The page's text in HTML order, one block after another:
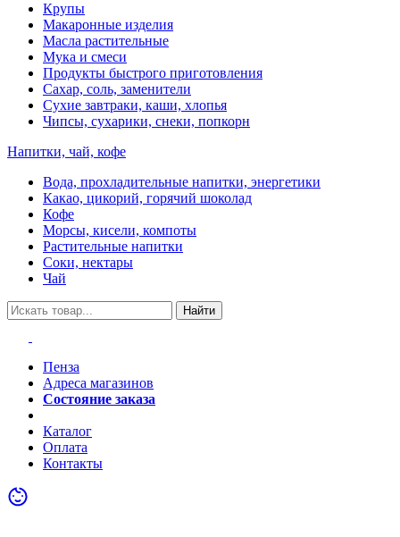
Крупы
Макаронные изделия
Масла растительные
Мука и смеси
Продукты быстрого приготовления
Сахар, соль, заменители
Сухие завтраки, каши, хлопья
Чипсы, сухарики, снеки, попкорн
Напитки, чай, кофе
Вода, прохладительные напитки, энергетики
Какао, цикорий, горячий шоколад
Кофе
Морсы, кисели, компоты
Растительные напитки
Соки, нектары
Чай
Найти
Пенза
Адреса магазинов
Состояние заказа
Каталог
Оплата
Контакты